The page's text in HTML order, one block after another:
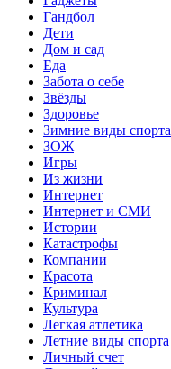
Гандбол
Дети
Дом и сад
Еда
Забота о себе
Звёзды
Здоровье
Зимние виды спорта
ЗОЖ
Игры
Из жизни
Интернет
Интернет и СМИ
Истории
Катастрофы
Компании
Красота
Криминал
Культура
Легкая атлетика
Летние виды спорта
Личный счет